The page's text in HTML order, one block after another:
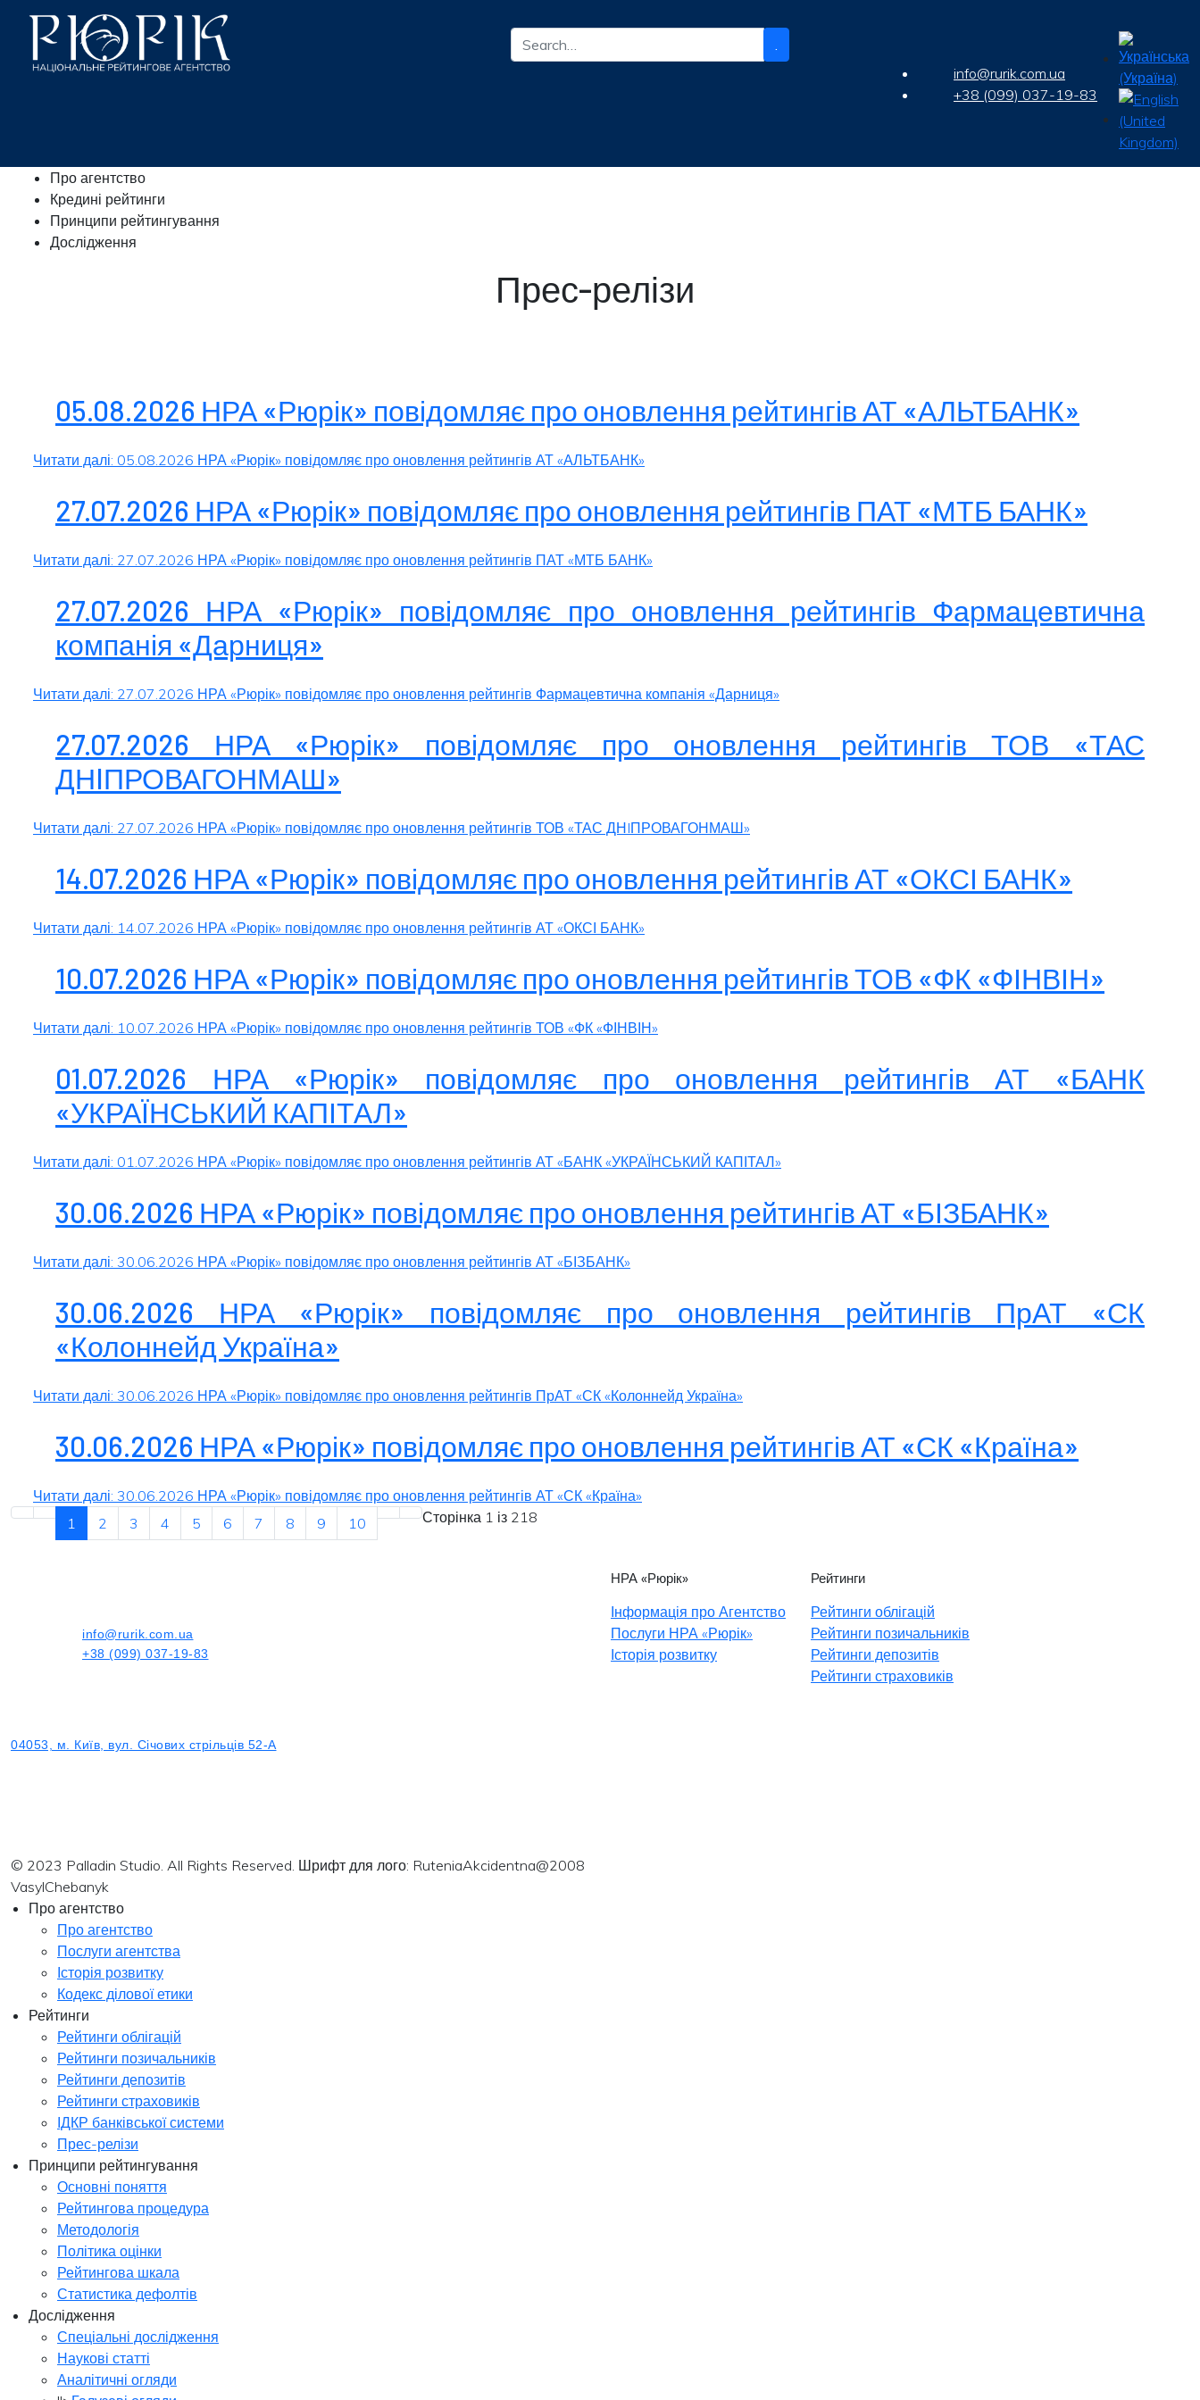
.
info@rurik.com.ua
+38 (099) 037-19-83
Про агентство
Кредині рейтинги
Принципи рейтингування
Дослідження
Прес-релізи
05.08.2026 НРА «Рюрік» повідомляє про оновлення рейтингів АТ «АЛЬТБАНК»
Читати далі: 05.08.2026 НРА «Рюрік» повідомляє про оновлення рейтингів АТ «АЛЬТБАНК»
27.07.2026 НРА «Рюрік» повідомляє про оновлення рейтингів ПАТ «МТБ БАНК»
Читати далі: 27.07.2026 НРА «Рюрік» повідомляє про оновлення рейтингів ПАТ «МТБ БАНК»
27.07.2026 НРА «Рюрік» повідомляє про оновлення рейтингів Фармацевтична
компанія «Дарниця»
Читати далі: 27.07.2026 НРА «Рюрік» повідомляє про оновлення рейтингів Фармацевтична компанія «Дарниця»
27.07.2026 НРА «Рюрік» повідомляє про оновлення рейтингів ТОВ «ТАС
ДНIПРОВАГОНМАШ»
Читати далі: 27.07.2026 НРА «Рюрік» повідомляє про оновлення рейтингів ТОВ «ТАС ДНIПРОВАГОНМАШ»
14.07.2026 НРА «Рюрік» повідомляє про оновлення рейтингів АТ «ОКСІ БАНК»
Читати далі: 14.07.2026 НРА «Рюрік» повідомляє про оновлення рейтингів АТ «ОКСІ БАНК»
10.07.2026 НРА «Рюрік» повідомляє про оновлення рейтингів ТОВ «ФК «ФІНВІН»
Читати далі: 10.07.2026 НРА «Рюрік» повідомляє про оновлення рейтингів ТОВ «ФК «ФІНВІН»
01.07.2026 НРА «Рюрік» повідомляє про оновлення рейтингів АТ «БАНК
«УКРАЇНСЬКИЙ КАПІТАЛ»
Читати далі: 01.07.2026 НРА «Рюрік» повідомляє про оновлення рейтингів АТ «БАНК «УКРАЇНСЬКИЙ КАПІТАЛ»
30.06.2026 НРА «Рюрік» повідомляє про оновлення рейтингів АТ «БІЗБАНК»
Читати далі: 30.06.2026 НРА «Рюрік» повідомляє про оновлення рейтингів АТ «БІЗБАНК»
30.06.2026 НРА «Рюрік» повідомляє про оновлення рейтингів ПрАТ «СК
«Колоннейд Україна»
Читати далі: 30.06.2026 НРА «Рюрік» повідомляє про оновлення рейтингів ПрАТ «СК «Колоннейд Україна»
30.06.2026 НРА «Рюрік» повідомляє про оновлення рейтингів АТ «СК «Країна»
Читати далі: 30.06.2026 НРА «Рюрік» повідомляє про оновлення рейтингів АТ «СК «Країна»
1
2 3 4 5 6 7 8 9 10 Сторінка 1 із 218
info@rurik.com.ua
+38 (099) 037-19-83
04053, м. Київ, вул. Січових стрільців 52-А
НРА «Рюрік»
Інформація про Агентство
Послуги НРА «Рюрік»
Історія розвитку
Рейтинги
Рейтинги облігацій
Рейтинги позичальників
Рейтинги депозитів
Рейтинги страховиків
© 2023 Palladin Studio. All Rights Reserved. Шрифт для лого: RuteniaAkcidentna@2008
VasylChebanyk
Про агентство
Про агентство
Послуги агентства
Історія розвитку
Кодекс ділової етики
Рейтинги
Рейтинги облігацій
Рейтинги позичальників
Рейтинги депозитів
Рейтинги страховиків
ІДКР банківської системи
Прес-релізи
Принципи рейтингування
Основні поняття
Рейтингова процедура
Методологія
Політика оцінки
Рейтингова шкала
Статистика дефолтів
Дослідження
Спеціальні дослідження
Наукові статті
Аналітичні огляди